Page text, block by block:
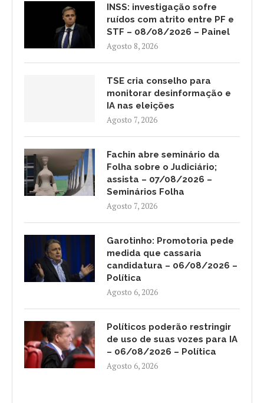
INSS: investigação sofre
ruídos com atrito entre PF e
STF – 08/08/2026 – Painel
Agosto 8, 2026
TSE cria conselho para
monitorar desinformação e
IA nas eleições
Agosto 7, 2026
Fachin abre seminário da
Folha sobre o Judiciário;
assista – 07/08/2026 –
Seminários Folha
Agosto 7, 2026
Garotinho: Promotoria pede
medida que cassaria
candidatura – 06/08/2026 –
Política
Agosto 6, 2026
Políticos poderão restringir
de uso de suas vozes para IA
– 06/08/2026 – Política
Agosto 6, 2026